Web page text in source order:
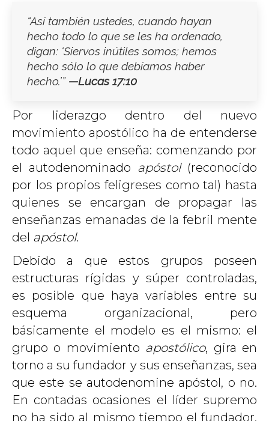
“Así también ustedes, cuando hayan
hecho todo lo que se les ha ordenado,
digan: ‘Siervos inútiles somos; hemos
hecho sólo lo que debíamos haber
hecho.’” —Lucas 17:10
Por liderazgo dentro del nuevo
movimiento apostólico ha de entenderse
todo aquel que enseña: comenzando por
el autodenominado apóstol(reconocido
por los propios feligreses como tal) hasta
quienes se encargan de propagar las
enseñanzas emanadas de la febril mente
del apóstol.
Debido a que estos grupos poseen
estructuras rígidas y súper controladas,
es posible que haya variables entre su
esquema organizacional, pero
básicamente el modelo es el mismo: el
grupo o movimiento apostólico, gira en
torno a su fundador y sus enseñanzas, sea
que este se autodenomine apóstol, o no.
En contadas ocasiones el líder supremo
no ha sido al mismo tiempo el fundador,